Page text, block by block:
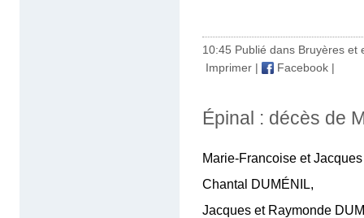
10:45 Publié dans Bruyères et
Imprimer | Facebook |
Épinal : décès de
Marie-Francoise et
Chantal DUMÉNIL,
Jacques et Raymonde